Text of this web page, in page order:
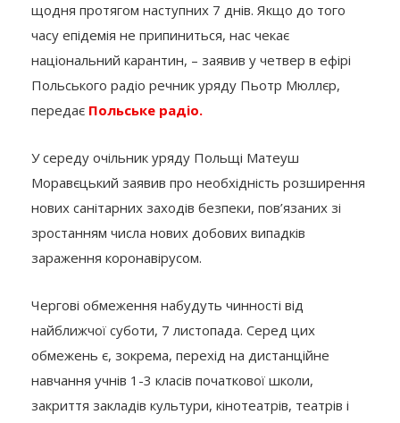
щодня протягом наступних 7 днів. Якщо до того
часу епідемія не припиниться, нас чекає
національний карантин, – заявив у четвер в ефірі
Польського радіо речник уряду Пьотр Мюллєр,
передає Польське радіо.
У середу очільник уряду Польщі Матеуш
Моравєцький заявив про необхідність розширення
нових санітарних заходів безпеки, пов’язаних зі
зростанням числа нових добових випадків
зараження коронавірусом.
Чергові обмеження набудуть чинності від
найближчої суботи, 7 листопада. Серед цих
обмежень є, зокрема, перехід на дистанційне
навчання учнів 1-3 класів початкової школи,
закриття закладів культури, кінотеатрів, театрів і